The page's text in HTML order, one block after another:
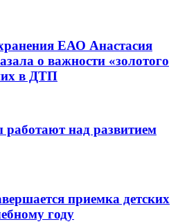
ЕАО Анастасия
о важности «золотого
в ДТП
над развитием
приемка детских
году